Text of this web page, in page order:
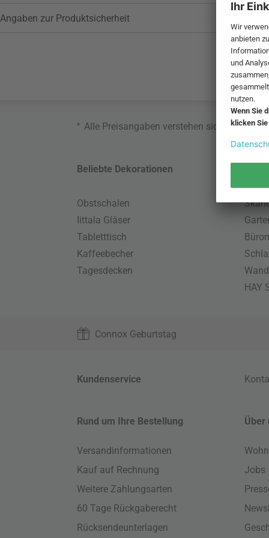
Angaben zur Produktsicherheit
* Alle Preisangaben verstehen sich inklusive
Beliebte Dekorationen
Obstschalen
Iittala Gläser
Tabletttisch
Kaffeebecher
Tagesdecken
HAY
Connox Geburtstag
Kundenservice
Rund um Ihre Bestellung
Versandinformationen
Kauf auf Rechnung
Weitere Zahlungsarten
60 Tage Rückgaberecht
Rücksendeunterlagen
Über
Jobs